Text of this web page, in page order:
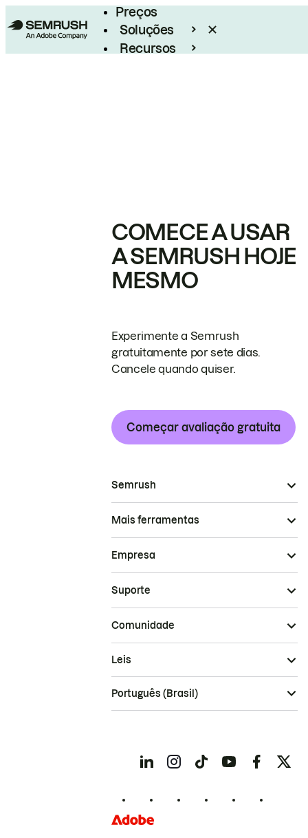
Preços
Soluções
Recursos
COMECE A USAR
A SEMRUSH HOJE
MESMO
Experimente a Semrush
gratuitamente por sete dias.
Cancele quando quiser.
Começar avaliação gratuita
Semrush
Mais ferramentas
Empresa
Suporte
Comunidade
Leis
Português (Brasil)